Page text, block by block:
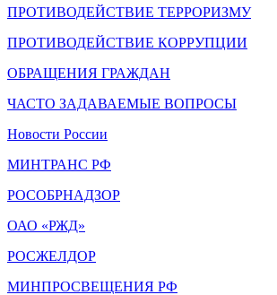
ПРОТИВОДЕЙСТВИЕ ТЕРРОРИЗМУ
ПРОТИВОДЕЙСТВИЕ КОРРУПЦИИ
ОБРАЩЕНИЯ ГРАЖДАН
ЧАСТО ЗАДАВАЕМЫЕ ВОПРОСЫ
Новости России
МИНТРАНС РФ
РОСОБРНАДЗОР
ОАО «РЖД»
РОСЖЕЛДОР
МИНПРОСВЕЩЕНИЯ РФ